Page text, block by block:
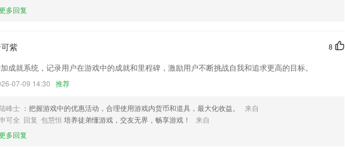
多回复
8
可紫
成就系统，记录用户在游戏中的成就和里程碑，激励用户不断挑战自我和追求更高的目标。
07-09 14:30 推荐
峰士 ：把握游戏中的优惠活动，合理使用游戏内货币和道具，最大化收益。
来自
可全 回复 包慧恒 培养徒弟懂游戏，交友无界，畅享游戏！
来自
多回复